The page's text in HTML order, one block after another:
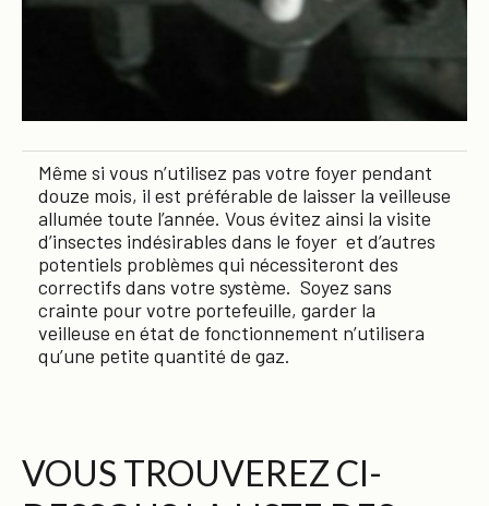
Même si vous n’utilisez pas votre foyer pendant
douze mois, il est préférable de laisser la veilleuse
allumée toute l’année. Vous évitez ainsi la visite
d’insectes indésirables dans le foyer et d’autres
potentiels problèmes qui nécessiteront des
correctifs dans votre système. Soyez sans
crainte pour votre portefeuille, garder la
veilleuse en état de fonctionnement n’utilisera
qu’une petite quantité de gaz.
VOUS TROUVEREZ CI-